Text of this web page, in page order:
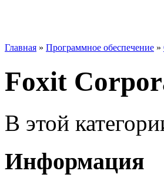
Главная » Программное обеспечение »
Foxit
В этой
Информация